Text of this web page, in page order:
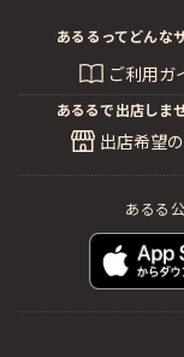
あるるってどんな
ご利用ガ
あるるで出店しま
出店希望
あるる